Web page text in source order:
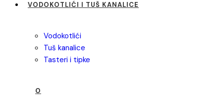
VODOKOTLIĆI I TUŠ KANALICE
vodokotlići
tuš kanalice
tasteri i tipke
0